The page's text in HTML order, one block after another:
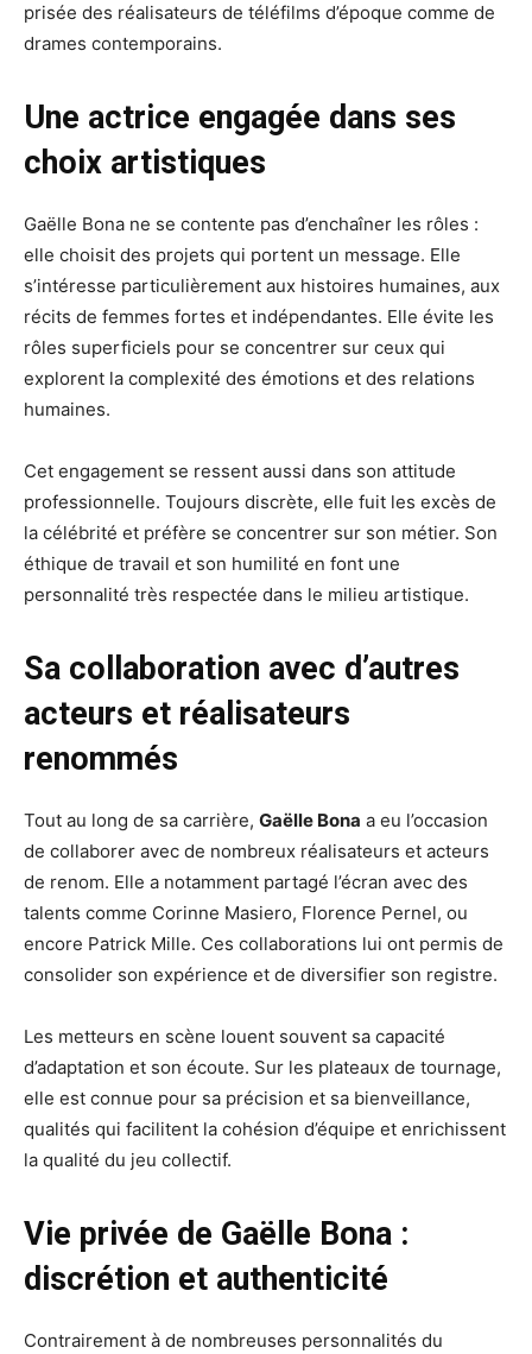
prisée des réalisateurs de téléfilms d’époque comme de
drames contemporains.
Une actrice engagée dans ses
choix artistiques
Gaëlle Bona ne se contente pas d’enchaîner les rôles :
elle choisit des projets qui portent un message. Elle
s’intéresse particulièrement aux histoires humaines, aux
récits de femmes fortes et indépendantes. Elle évite les
rôles superficiels pour se concentrer sur ceux qui
explorent la complexité des émotions et des relations
humaines.
Cet engagement se ressent aussi dans son attitude
professionnelle. Toujours discrète, elle fuit les excès de
la célébrité et préfère se concentrer sur son métier. Son
éthique de travail et son humilité en font une
personnalité très respectée dans le milieu artistique.
Sa collaboration avec d’autres
acteurs et réalisateurs
renommés
Tout au long de sa carrière, Gaëlle Bona a eu l’occasion
de collaborer avec de nombreux réalisateurs et acteurs
de renom. Elle a notamment partagé l’écran avec des
talents comme Corinne Masiero, Florence Pernel, ou
encore Patrick Mille. Ces collaborations lui ont permis de
consolider son expérience et de diversifier son registre.
Les metteurs en scène louent souvent sa capacité
d’adaptation et son écoute. Sur les plateaux de tournage,
elle est connue pour sa précision et sa bienveillance,
qualités qui facilitent la cohésion d’équipe et enrichissent
la qualité du jeu collectif.
Vie privée de Gaëlle Bona :
discrétion et authenticité
Contrairement à de nombreuses personnalités du